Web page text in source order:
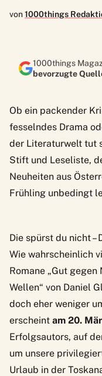
von1000things
1000things
bevorzugte
Ob ein packender
fesselndes Drama
der Literaturwelt tut
Stift und Leseliste,
Neuheiten aus
Frühling unbedingt
Die spürst du nicht –
Wie wahrscheinlich
Romane „Gut
Wellen“ von Daniel
doch eher weniger
erscheint am 20.
Erfolgsautors, auf
um unsere
Urlaub in der